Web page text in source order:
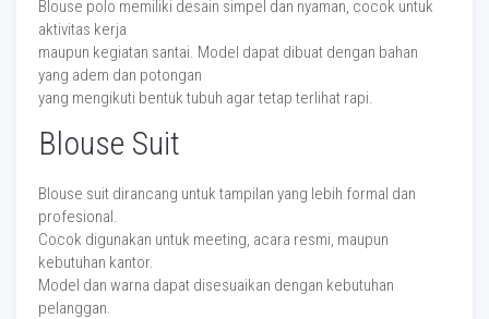
Blouse polo memiliki desain simpel dan nyaman, cocok untuk
aktivitas kerja
maupun kegiatan santai. Model dapat dibuat dengan bahan
yang adem dan potongan
yang mengikuti bentuk tubuh agar tetap terlihat rapi.
Blouse Suit
Blouse suit dirancang untuk tampilan yang lebih formal dan
profesional.
Cocok digunakan untuk meeting, acara resmi, maupun
kebutuhan kantor.
Model dan warna dapat disesuaikan dengan kebutuhan
pelanggan.